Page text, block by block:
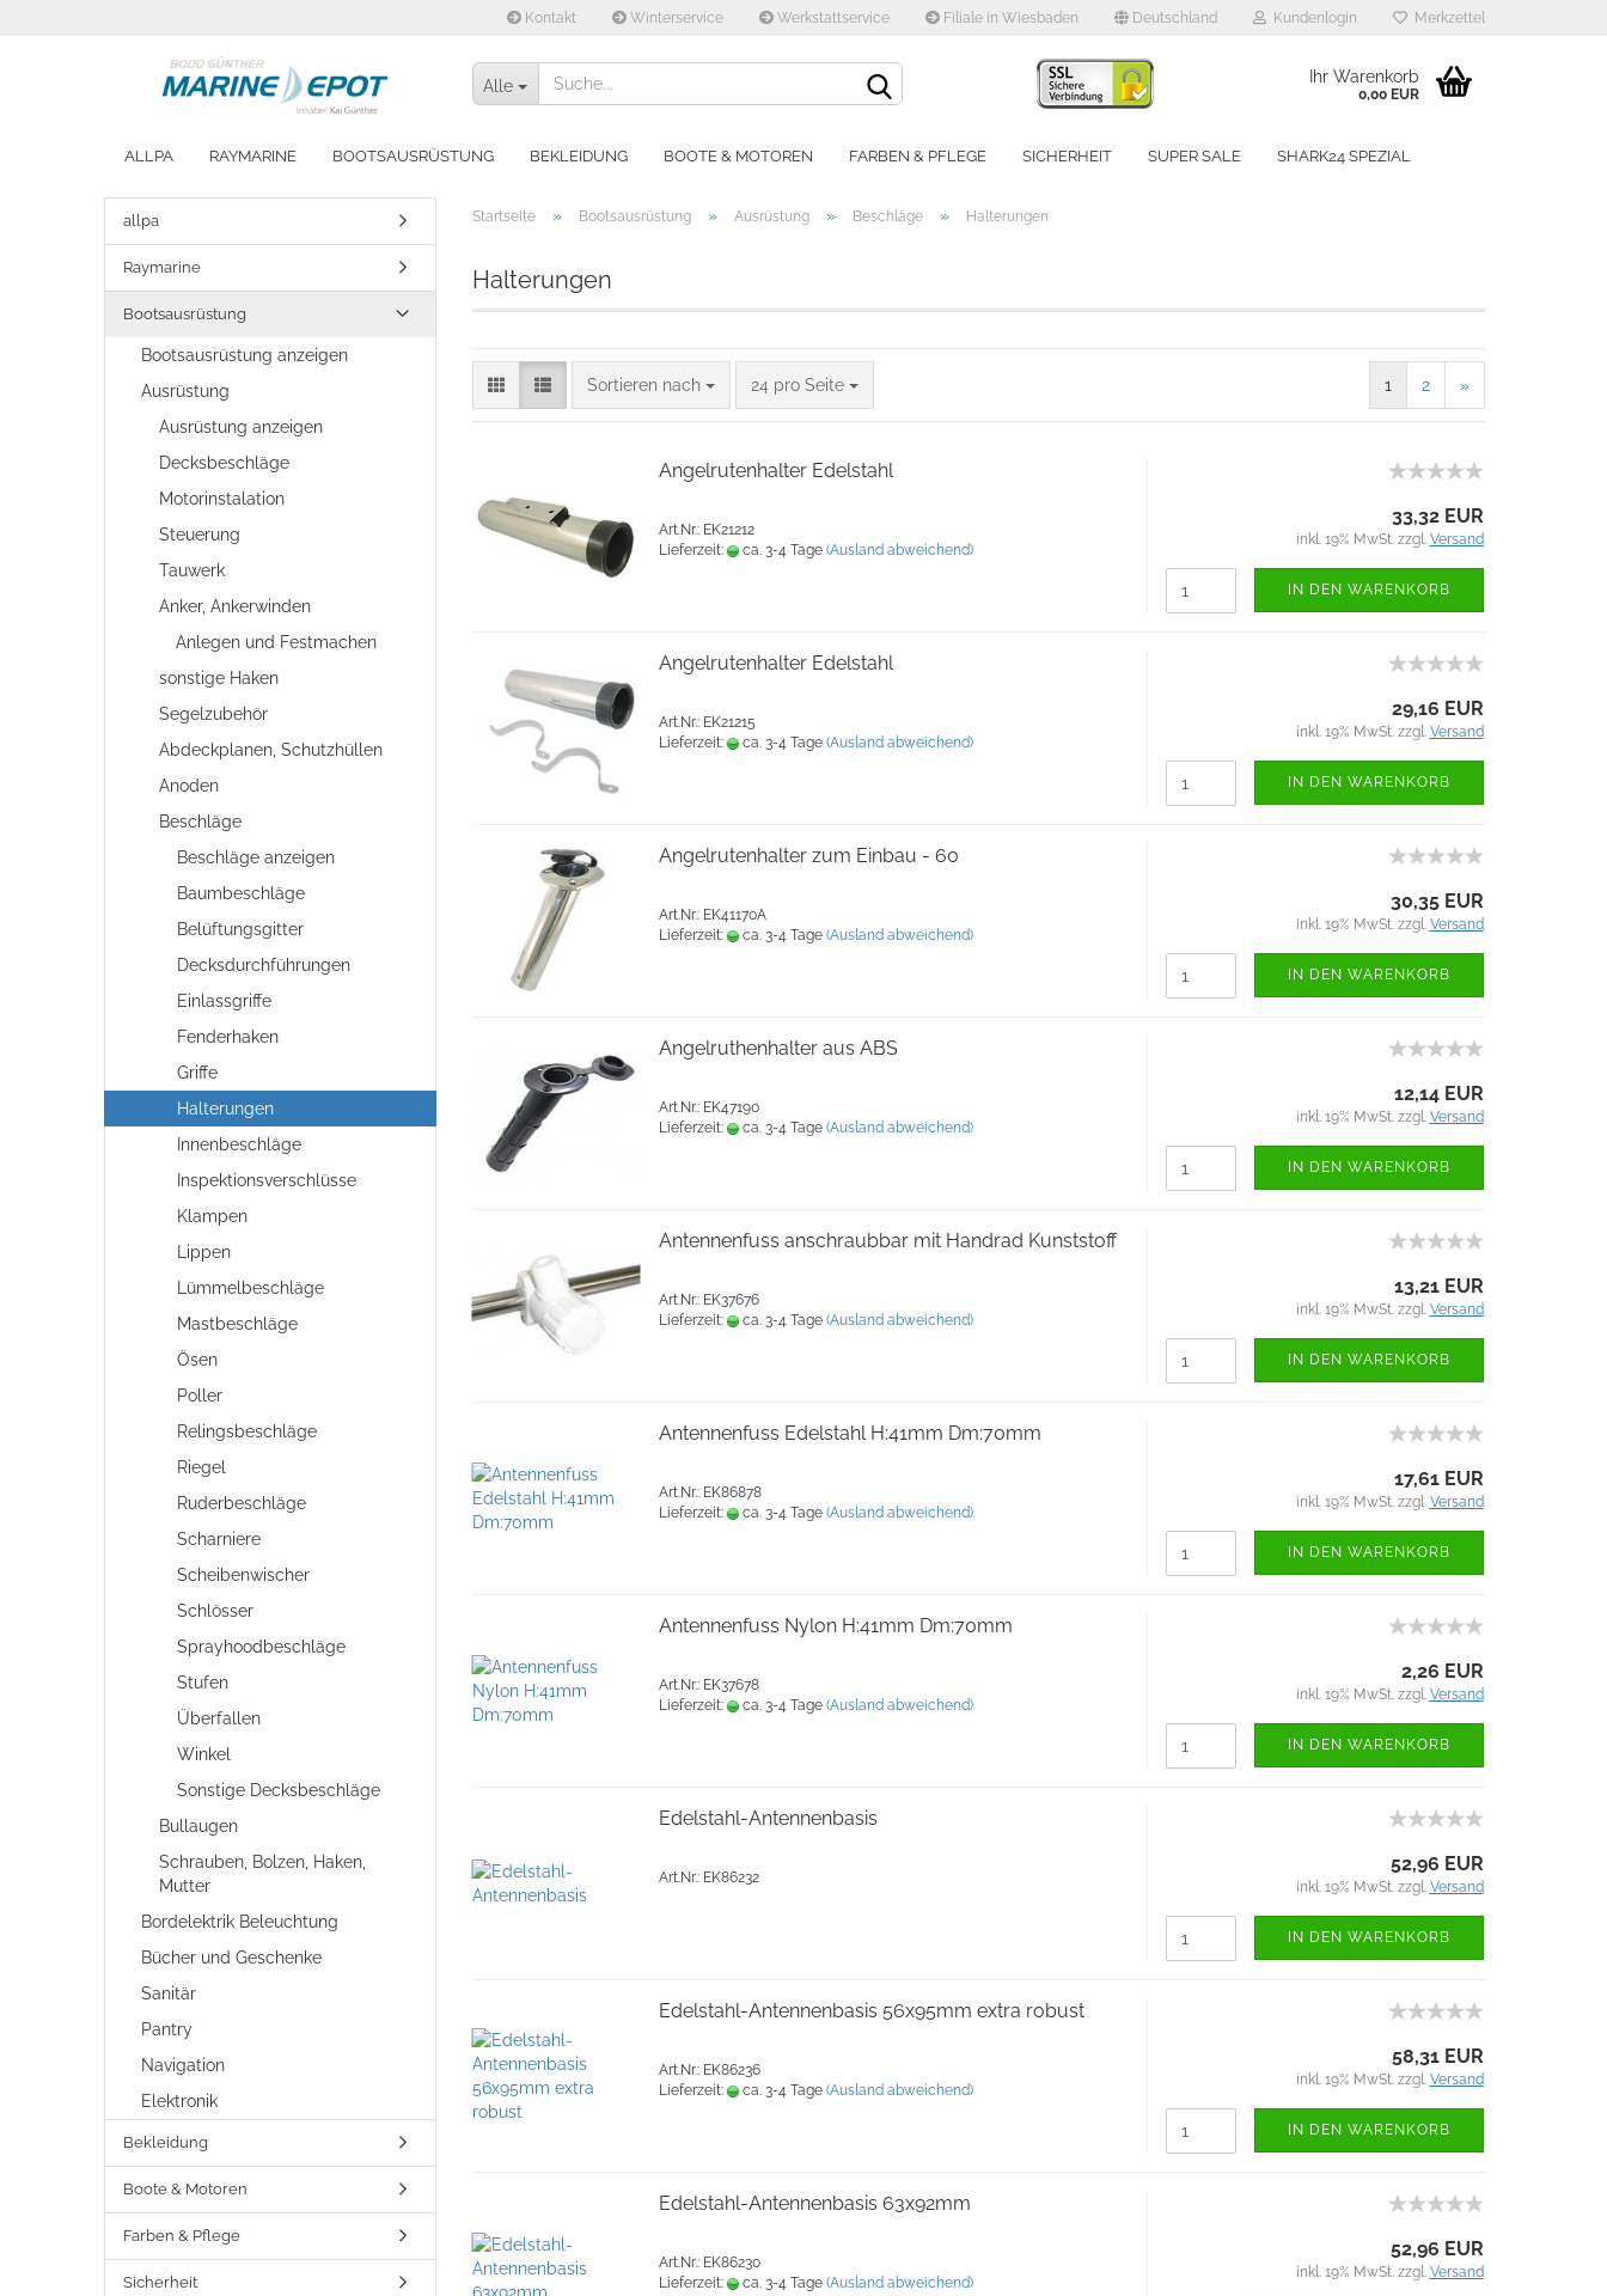
Kontakt Winterservice Werkstattservice Filiale in Wiesbaden Deutschland
Lieferland
Kundenlogin
Konto erstellen
Merkzettel
Alle Ihr Warenkorb
0,00 EUR
ALLPA RAYMARINE BOOTSAUSRÜSTUNG BEKLEIDUNG BOOTE & MOTOREN FARBEN & PFLEGE SICHERHEIT SUPER SALE SHARK24 SPEZIAL
WINTERFEST MACHEN
Startseite » Bootsausrüstung » Ausrüstung » Beschläge » Halterungen
Halterungen
Sortieren nach 24 pro Seite 1 2 »
Angelrutenhalter Edelstahl
Art.Nr.: EK21212
Lieferzeit:
ca. 3-4 Tage (Ausland abweichend)
33,32 EUR
inkl. 19% MwSt. zzgl. Versand
IN DEN WARENKORB
Angelrutenhalter Edelstahl
Art.Nr.: EK21215
Lieferzeit:
ca. 3-4 Tage (Ausland abweichend)
29,16 EUR
inkl. 19% MwSt. zzgl. Versand
IN DEN WARENKORB
Angelrutenhalter zum Einbau - 60
Art.Nr.: EK41170A
Lieferzeit:
ca. 3-4 Tage (Ausland abweichend)
30,35 EUR
inkl. 19% MwSt. zzgl. Versand
IN DEN WARENKORB
Angelruthenhalter aus ABS
Art.Nr.: EK47190
Lieferzeit:
ca. 3-4 Tage (Ausland abweichend)
12,14 EUR
inkl. 19% MwSt. zzgl. Versand
IN DEN WARENKORB
Antennenfuss anschraubbar mit Handrad Kunststoff
Art.Nr.: EK37676
Lieferzeit:
ca. 3-4 Tage (Ausland abweichend)
13,21 EUR
inkl. 19% MwSt. zzgl. Versand
IN DEN WARENKORB
Antennenfuss Edelstahl H:41mm Dm:70mm
Art.Nr.: EK86878
Lieferzeit:
ca. 3-4 Tage (Ausland abweichend)
17,61 EUR
inkl. 19% MwSt. zzgl. Versand
IN DEN WARENKORB
Antennenfuss Nylon H:41mm Dm:70mm
Art.Nr.: EK37678
Lieferzeit:
ca. 3-4 Tage (Ausland abweichend)
2,26 EUR
inkl. 19% MwSt. zzgl. Versand
IN DEN WARENKORB
Edelstahl-Antennenbasis
Art.Nr.: EK86232
52,96 EUR
inkl. 19% MwSt. zzgl. Versand
IN DEN WARENKORB
Edelstahl-Antennenbasis 56x95mm extra robust
Art.Nr.: EK86236
Lieferzeit:
ca. 3-4 Tage (Ausland abweichend)
58,31 EUR
inkl. 19% MwSt. zzgl. Versand
IN DEN WARENKORB
Edelstahl-Antennenbasis 63x92mm
Art.Nr.: EK86230
Lieferzeit:
ca. 3-4 Tage (Ausland abweichend)
52,96 EUR
inkl. 19% MwSt. zzgl. Versand
allpa
Raymarine
Bootsausrüstung
Bootsausrüstung anzeigen
Ausrüstung
Ausrüstung anzeigen
Decksbeschläge
Motorinstalation
Steuerung
Tauwerk
Anker, Ankerwinden
Anlegen und Festmachen
sonstige Haken
Segelzubehör
Abdeckplanen, Schutzhüllen
Anoden
Beschläge
Beschläge anzeigen
Baumbeschläge
Belüftungsgitter
Decksdurchführungen
Einlassgriffe
Fenderhaken
Griffe
Halterungen
Innenbeschläge
Inspektionsverschlüsse
Klampen
Lippen
Lümmelbeschläge
Mastbeschläge
Ösen
Poller
Relingsbeschläge
Riegel
Ruderbeschläge
Scharniere
Scheibenwischer
Schlösser
Sprayhoodbeschläge
Stufen
Überfallen
Winkel
Sonstige Decksbeschläge
Bullaugen
Schrauben, Bolzen, Haken,
Mutter
Bordelektrik Beleuchtung
Bücher und Geschenke
Sanitär
Pantry
Navigation
Elektronik
Bekleidung
Boote & Motoren
Farben & Pflege
Sicherheit